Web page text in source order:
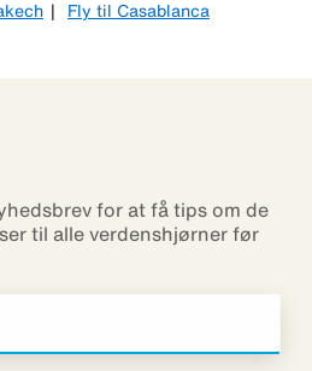
Fly til Casablanca
for at få tips om de
til alle verdenshjørner før